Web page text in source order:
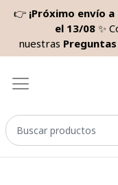
👉 ¡Próximo envío
el 13/08✨
nuestras